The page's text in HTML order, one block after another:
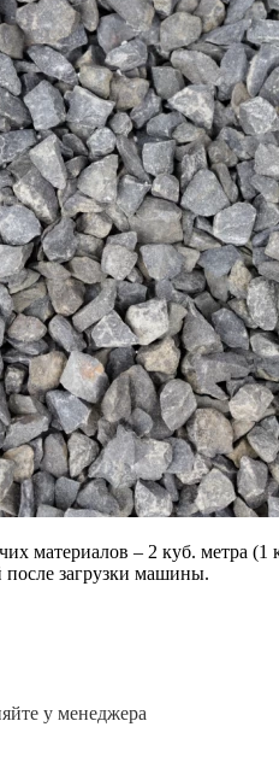
материалов – 2 куб. метра (1
после загрузки машины.
у менеджера